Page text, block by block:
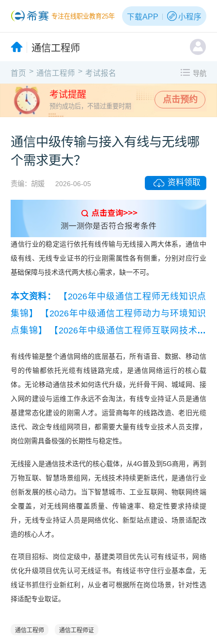
专注在线职业教育25年 下载APP 小程序
通信工程师
首页 > 通信工程师 > 考试报名 导航
考试提醒
预约成功后，不错过重要时期
点击预约
通信中级传输与接入有线与无线哪
个需求更大？
责编：胡媛 2026-06-05 资料领取
通信行业的稳定运行依托有线传输与无线接入两大体系，通信中
级有线、无线专业证书的行业刚需属性各有侧重，分别对应行业
基础保障与技术迭代两大核心需求，缺一不可。
本文资料：
【2026年中级通信工程师无线知识点
集锦】
【2026年中级通信工程师动力与环境知识
点集锦】
【2026年中级通信工程师互联网技术知
集锦】 【2026年中级通信工程师终端与业务知识
点集锦】
有线传输是整个通信网络的底层基石，所有语音、数据、移动信
号的传输都依托光缆有线链路完成，是通信网络运行的核心载
体。无论移动通信技术如何迭代升级，光纤骨干网、城域网、接
入网的建设与运维工作永远不会淘汰，有线专业持证人员是通信
基建常态化建设的刚需人才。运营商每年的线路改造、老旧光缆
迭代、政企专线组网项目，都需要大量有线专业技术人员支撑，
岗位刚需具备极强的长期性与稳定性。
无线接入是通信技术迭代的核心载体，从4G普及到5G商用，再到
万物互联、智慧场景组网，无线技术持续更新迭代，是通信行业
创新发展的核心动力。当下智慧城市、工业互联网、物联网终端
全覆盖，对无线网络覆盖质量、传输速率、稳定性要求持续提
升，无线专业持证人员是网络优化、新型站点建设、场景适配改
造的核心人才。
在项目招标、岗位定级中，基建类项目优先认可有线证书，网络
优化升级项目优先认可无线证书。有线证书守住行业基本盘，无
线证书抓住行业新红利，从业者可根据所在岗位场景，针对性选
择适配专业取证。
通信工程师 通信工程师证